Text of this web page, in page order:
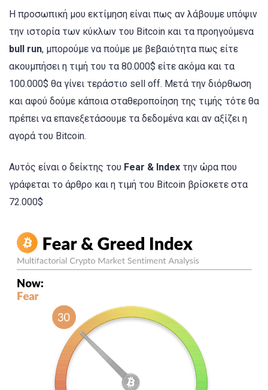
Η προσωπική μου εκτίμηση είναι πως αν λάβουμε υπόψιν
την ιστορία των κύκλων του Bitcoin και τα προηγούμενα
bull run, μπορούμε να πούμε με βεβαιότητα πως είτε
ακουμπήσει η τιμή του τα 80.000$ είτε ακόμα και τα
100.000$ θα γίνει τεράστιο sell off. Μετά την διόρθωση
και αφού δούμε κάποια σταθεροποίηση της τιμής τότε θα
πρέπει να επανεξετάσουμε τα δεδομένα και αν αξίζει η
αγορά του Bitcoin.
Αυτός είναι ο δείκτης του Fear & Index την ώρα που
γράφεται το άρθρο και η τιμή του Bitcoin βρίσκετε στα
72.000$